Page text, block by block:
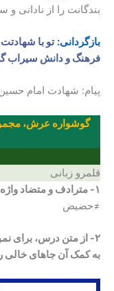
بندگانت را از نادانی
بازگردانی: تو با
فرهنگ و دانش سیراب
پیام: شهادت امام
گوشواره عرش،
قلمرو زبانی
۱- مترادف و متضاد واژه «رفیع» را از متن درس بیابید.
≠حضیض
۲- از متن درس، برای
به کمک آن جاهای خالی